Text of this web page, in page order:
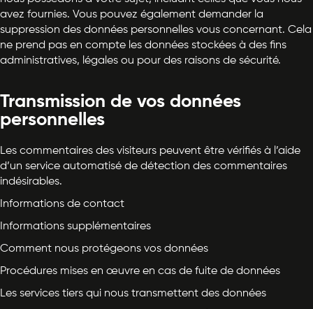
avez fournies. Vous pouvez également demander la
suppression des données personnelles vous concernant. Cela
ne prend pas en compte les données stockées à des fins
administratives, légales ou pour des raisons de sécurité.
Transmission de vos données
personnelles
Les commentaires des visiteurs peuvent être vérifiés à l’aide
d’un service automatisé de détection des commentaires
indésirables.
Informations de contact
Informations supplémentaires
Comment nous protégeons vos données
Procédures mises en œuvre en cas de fuite de données
Les services tiers qui nous transmettent des données